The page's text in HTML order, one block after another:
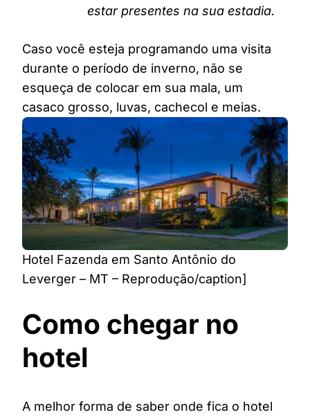
estar presentes na sua estadia.
Caso você esteja programando uma visita
durante o período de inverno, não se
esqueça de colocar em sua mala, um
casaco grosso, luvas, cachecol e meias.
Hotel Fazenda em Santo Antônio do
Leverger – MT – Reprodução/caption]
Como chegar no
hotel
A melhor forma de saber onde fica o hotel